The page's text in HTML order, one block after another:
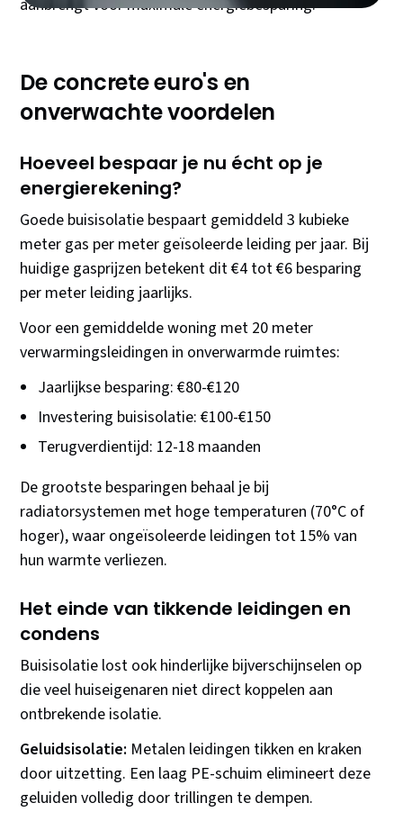
aanbrengt voor maximale energiebesparing.
De concrete euro's en
onverwachte voordelen
Hoeveel bespaar je nu écht op je
energierekening?
Goede buisisolatie bespaart gemiddeld 3 kubieke
meter gas per meter geïsoleerde leiding per jaar. Bij
huidige gasprijzen betekent dit €4 tot €6 besparing
per meter leiding jaarlijks.
Voor een gemiddelde woning met 20 meter
verwarmingsleidingen in onverwarmde ruimtes:
Jaarlijkse besparing: €80-€120
Investering buisisolatie: €100-€150
Terugverdientijd: 12-18 maanden
De grootste besparingen behaal je bij
radiatorsystemen met hoge temperaturen (70°C of
hoger), waar ongeïsoleerde leidingen tot 15% van
hun warmte verliezen.
Het einde van tikkende leidingen en
condens
Buisisolatie lost ook hinderlijke bijverschijnselen op
die veel huiseigenaren niet direct koppelen aan
ontbrekende isolatie.
Geluidsisolatie: Metalen leidingen tikken en kraken
door uitzetting. Een laag PE-schuim elimineert deze
geluiden volledig door trillingen te dempen.